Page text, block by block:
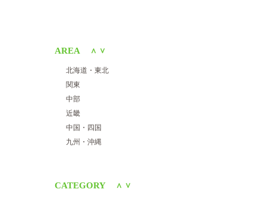
AREA ＜ ＞
北海道・東北
関東
中部
近畿
中国・四国
九州・沖縄
CATEGORY ＜ ＞